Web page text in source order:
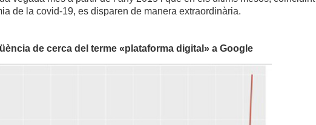
de la covid-19, es disparen de manera extraordinària.
de cerca del terme «plataforma digital» a Google